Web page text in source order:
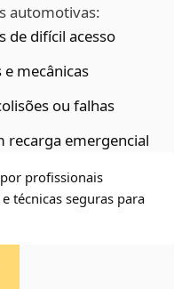
automotivas:
de difícil acesso
mecânicas
ou falhas
recarga emergencial
profissionais
técnicas seguras para